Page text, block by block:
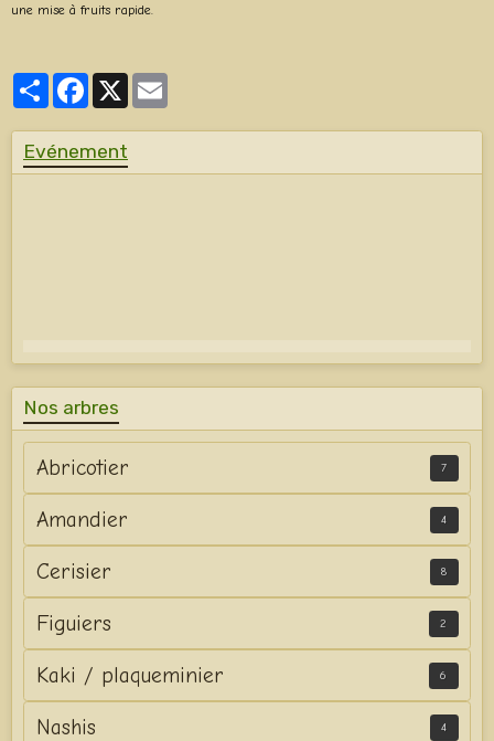
une mise à fruits rapide.
Partager Facebook
Evénement
Nos arbres
Abricotier 7
Amandier 4
Cerisier 8
Figuiers 2
Kaki / plaqueminier 6
Nashis 4